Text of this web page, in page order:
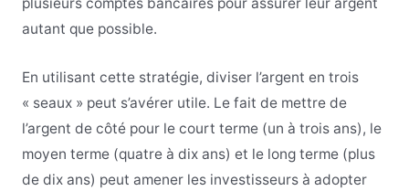
autant que possible.
En utilisant cette stratégie, diviser l’argent en trois
« seaux » peut s’avérer utile. Le fait de mettre de
l’argent de côté pour le court terme (un à trois ans), le
moyen terme (quatre à dix ans) et le long terme (plus
de dix ans) peut amener les investisseurs à adopter